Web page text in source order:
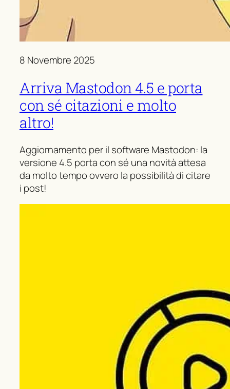
8 Novembre 2025
Arriva Mastodon 4.5 e porta
con sé citazioni e molto
altro!
Aggiornamento per il software Mastodon: la
versione 4.5 porta con sé una novità attesa
da molto tempo ovvero la possibilità di citare
i post!